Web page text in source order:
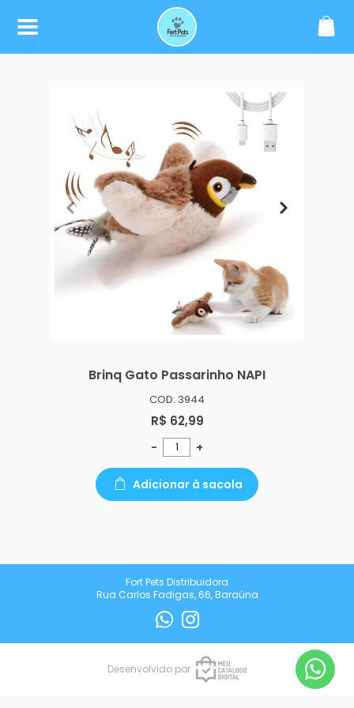
(75) 99979-6677
atacadoforpets@gmail.com
REDES SOCIAIS
Brinq Gato Passarinho NAPI
COD: 3944
R$ 62,99
- +
Adicionar à sacola
Fort Pets Distribuidora
Rua Carlos Fadigas, 66, Baraúna
Desenvolvido por